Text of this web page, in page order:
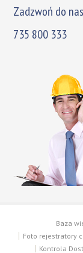
Zadzwoń do
735 800 333
Baza
Foto rejestratory
Kontrola